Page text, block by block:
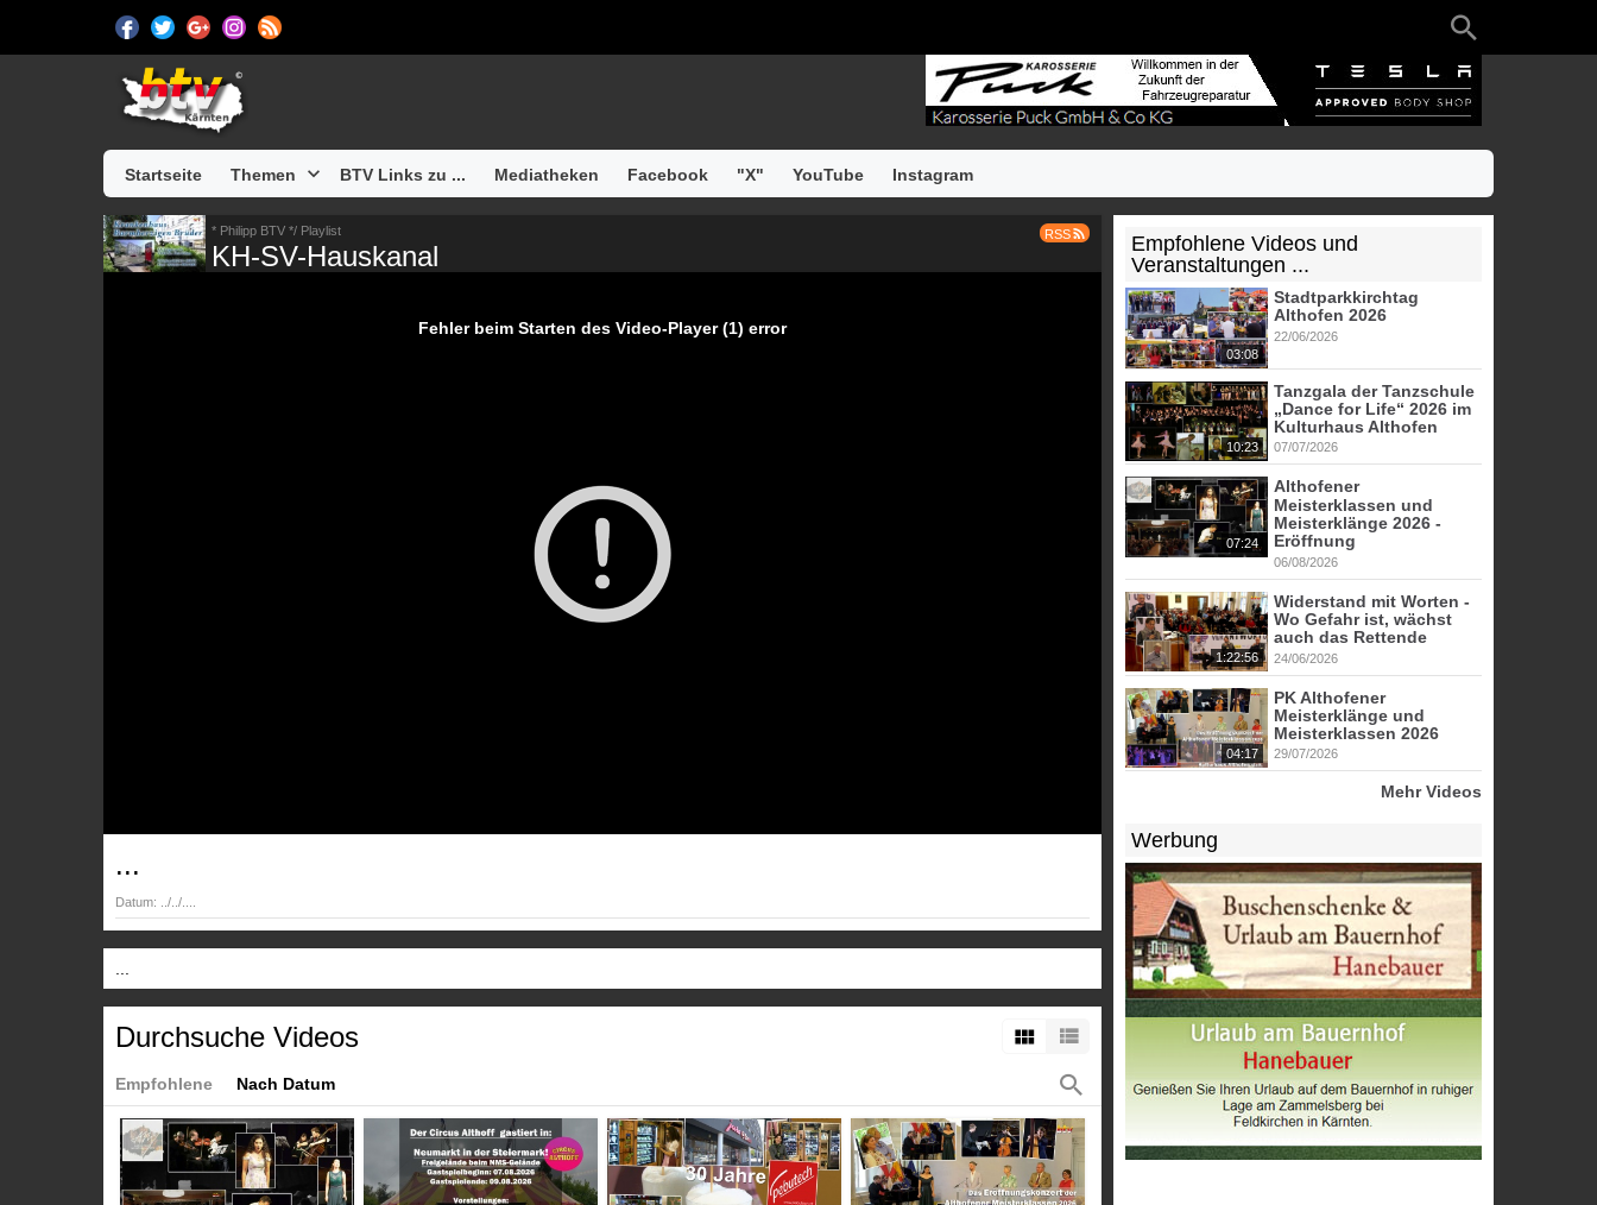
Startseite Themen BTV Links zu ... Mediatheken Facebook "X" YouTube Instagram
RSS
* Philipp BTV */ Playlist
KH-SV-Hauskanal
Fehler beim Starten des Video-Player (1) error
...
Datum: ../../....
Durchsuche Videos
Empfohlene Nach Datum
Empfohlene Videos und
Veranstaltungen ...
03:08
Stadtparkkirchtag
Althofen 2026
22/06/2026
10:23
Tanzgala der Tanzschule
„Dance for Life“ 2026 im
Kulturhaus Althofen
07/07/2026
07:24
Althofener
Meisterklassen und
Meisterklänge 2026 -
Eröffnung
06/08/2026
1:22:56
Widerstand mit Worten -
Wo Gefahr ist, wächst
auch das Rettende
24/06/2026
04:17
PK Althofener
Meisterklänge und
Meisterklassen 2026
29/07/2026
Mehr Videos
Werbung